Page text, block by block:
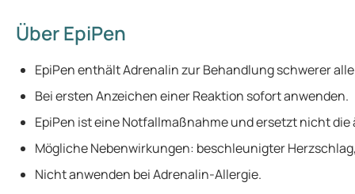
Über EpiPen
EpiPen enthält Adrenalin zur Behandlung schwerer
Bei ersten Anzeichen einer Reaktion sofort anwenden.
EpiPen ist eine Notfallmaßnahme und ersetzt nicht
Mögliche Nebenwirkungen: beschleunigter
Nicht anwenden bei Adrenalin-Allergie.